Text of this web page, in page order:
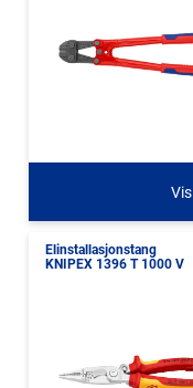
Vis
Elinstallasjonstang
KNIPEX 1396 T 1000 V